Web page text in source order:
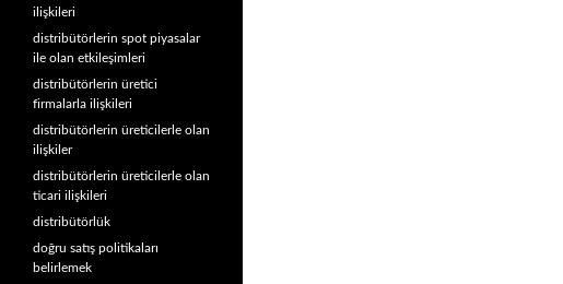
ilişkileri
distribütörlerin spot piyasalar
ile olan etkileşimleri
distribütörlerin üretici
firmalarla ilişkileri
distribütörlerin üreticilerle olan
ilişkiler
distribütörlerin üreticilerle olan
ticari ilişkileri
distribütörlük
doğru satış politikaları
belirlemek